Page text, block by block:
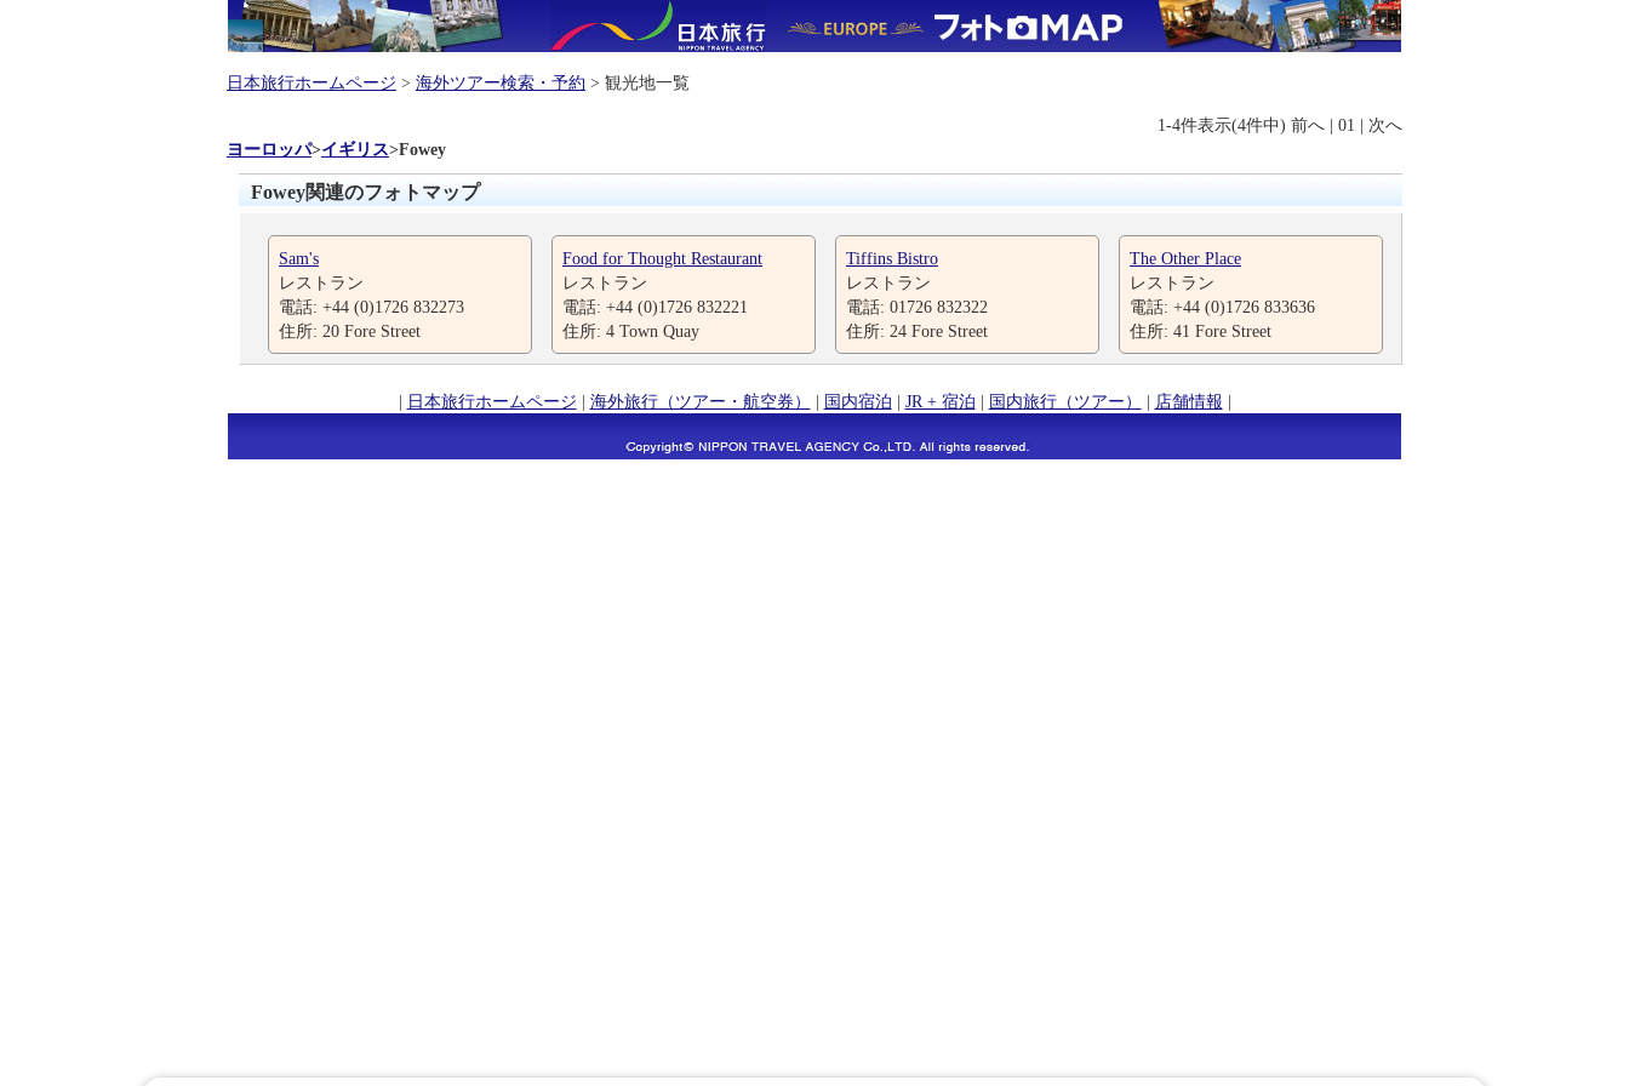
日本旅行ホームページ > 海外ツアー検索・予約 > 観光地一覧
1-4件表示(4件中) 前へ | 01 | 次へ
ヨーロッパ>イギリス>Fowey
Fowey関連のフォトマップ
Sam's
レストラン
電話: +44 (0)1726 832273
住所: 20 Fore Street
Food for Thought Restaurant
レストラン
電話: +44 (0)1726 832221
住所: 4 Town Quay
Tiffins Bistro
レストラン
電話: 01726 832322
住所: 24 Fore Street
The Other Place
レストラン
電話: +44 (0)1726 833636
住所: 41 Fore Street
| 日本旅行ホームページ | 海外旅行（ツアー・航空券） | 国内宿泊 | JR + 宿泊 | 国内旅行（ツアー） | 店舗情報 |